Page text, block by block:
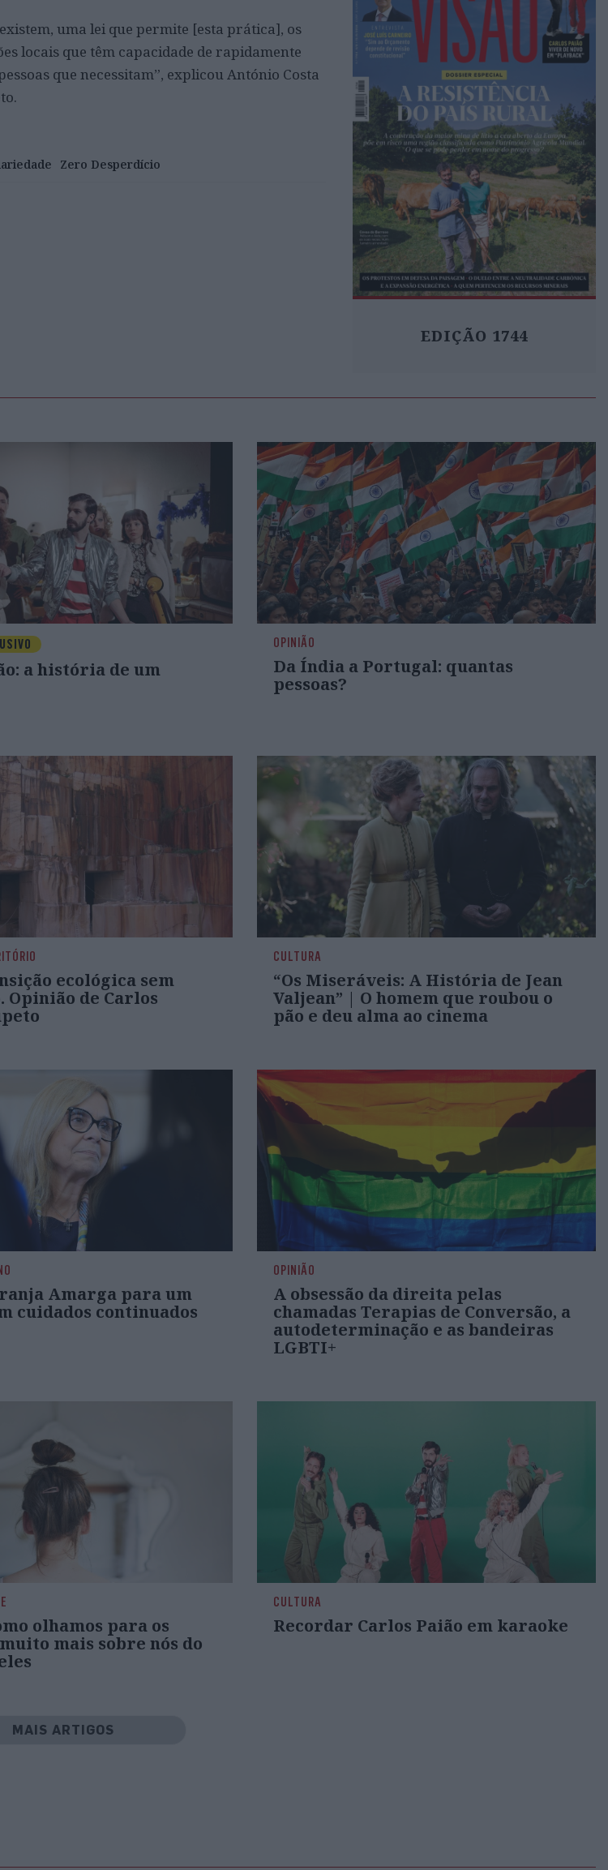
uma lei que permite [esta prática], os
locais que têm capacidade de rapidamente
que necessitam”, explicou António Costa
Zero Desperdício
EDIÇÃO 1744
a história de um
OPINIÃO
Da Índia a Portugal: quantas
pessoas?
ecológica sem
Opinião de Carlos
CULTURA
“Os Miseráveis: A História de Jean
Valjean” | O homem que roubou o
pão e deu alma ao cinema
Amarga para um
cuidados continuados
OPINIÃO
A obsessão da direita pelas
chamadas Terapias de Conversão, a
autodeterminação e as bandeiras
LGBTI+
olhamos para os
mais sobre nós do
CULTURA
Recordar Carlos Paião em karaoke
MAIS ARTIGOS